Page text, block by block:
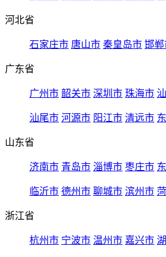
河北省
石家庄市 唐山市 秦皇岛市 邯郸
广东省
广州市 韶关市 深圳市 珠海市
汕尾市 河源市 阳江市 清远市
山东省
济南市 青岛市 淄博市 枣庄市
临沂市 德州市 聊城市 滨州市
浙江省
杭州市 宁波市 温州市 嘉兴市